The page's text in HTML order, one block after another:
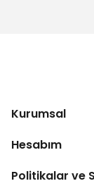
Kurumsal
Hesabım
Politikalar ve